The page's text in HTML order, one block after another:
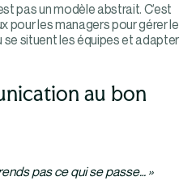
pas un modèle abstrait. C’est
pour les managers pour gérer le
situent les équipes et adapter
au bon
pas ce qui se passe… »